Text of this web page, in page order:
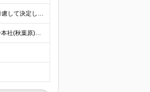
■月給25万円～＋賞与年2回＋各種手当 ※これまでの経験・スキル・前職の給与を考慮して決定します ※上記には、固定残業代（月20時間分／32,500円～）が含まれます ＜研修期間（7ヶ月～最大10ヶ
◆学習はオンラインで完結◆ リモートワーク／フルリモート案件あり・転勤なし ◇本社(秋葉原)または一都三県のクライアント先 ※勤務地につきましては、ご相談の上で配属 ＜本社＞ ◇東京都台東区台東1